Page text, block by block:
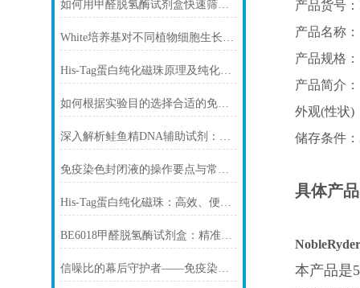
如何用甲醛脱氢酶试剂盒快速筛查食品中甲醛残留？
White培养基对不同植物细胞生长的影响
His-Tag蛋白纯化磁珠原理及纯化步骤
如何根据实验目的选择合适的免疫染色封闭剂
深入解析鲑鱼精DNA辅助试剂：原理、特性与规范操作
免疫染色封闭液的操作要点与常见问题解决方案
His-Tag蛋白纯化磁珠：高效、便捷的蛋白纯化解决方案
BE6018甲醛脱氢酶试剂盒：精准检测赋能多领域，标准化流程破解行业痛点
信噪比的幕后守护者——免疫染色洗涤液的科学原理与核心价值
产品货号
产品名称
产品规格
产品简介：
外观(性状)
储存条件
具体产
本产品是